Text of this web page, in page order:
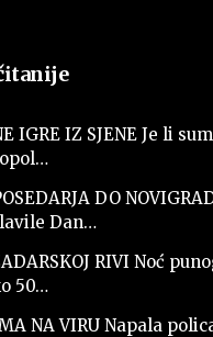
IGRE IZ SJENE Je li
DO
Dan…
RIVI Noć
50…
NA VIRU Napala